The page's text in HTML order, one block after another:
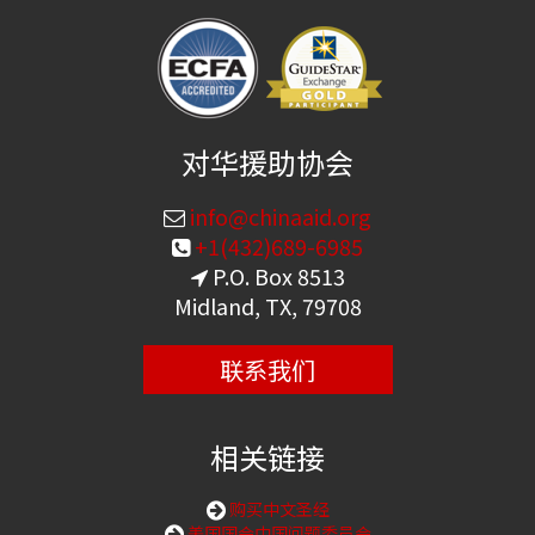
对华援助协会
info@chinaaid.org
+1(432)689-6985
P.O. Box 8513
Midland, TX, 79708
联系我们
相关链接
购买中文圣经